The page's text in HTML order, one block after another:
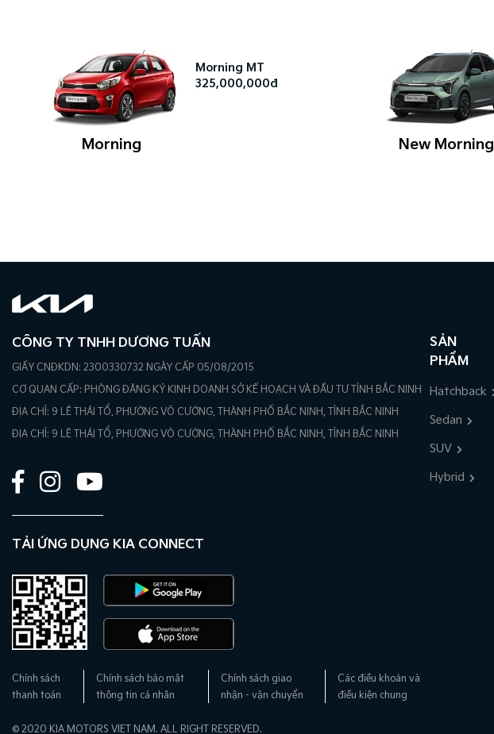
Morning
Morning MT
325,000,000đ
New Morning
CÔNG TY TNHH DƯƠNG TUẤN
GIẤY CNĐKDN: 2300330732 NGÀY CẤP 05/08/2015
CƠ QUAN CẤP: PHÒNG ĐĂNG KÝ KINH DOANH SỞ KẾ HOẠCH VÀ ĐẦU TƯ TỈNH BẮC NINH
ĐỊA CHỈ: 9 LÊ THÁI TỔ, PHƯỜNG VÕ CƯỜNG, THÀNH PHỐ BẮC NINH, TỈNH BẮC NINH
ĐỊA CHỈ: 9 LÊ THÁI TỔ, PHƯỜNG VÕ CƯỜNG, THÀNH PHỐ BẮC NINH, TỈNH BẮC NINH
TẢI ỨNG DỤNG KIA CONNECT
Chính sách
thanh toán
Chính sách bảo mật
thông tin cá nhân
Chính sách giao
nhận - vận chuyển
Các điều khoản và
điều kiện chung
© 2020 KIA MOTORS VIET NAM. ALL RIGHT RESERVED.
SẢN
PHẨM
Hatchback
Sedan
SUV
Hybrid